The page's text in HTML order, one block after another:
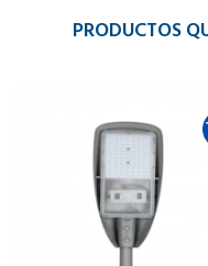
PRODUCTOS